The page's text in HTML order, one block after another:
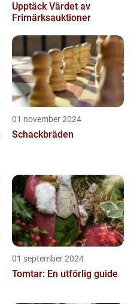
Upptäck Värdet av
Frimärksauktioner
01 november 2024
Schackbräden
01 september 2024
Tomtar: En utförlig guide